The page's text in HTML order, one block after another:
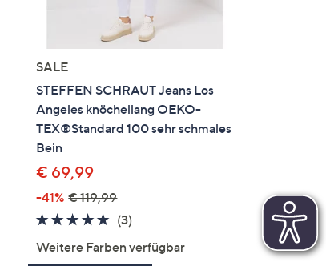
SALE
STEFFEN SCHRAUT Jeans Los
Angeles knöchellang OEKO-
TEX®Standard 100 sehr schmales
Bein
€ 69,99
-41% € 119,99
4.7
5
(3)
Weitere Farben verfügbar